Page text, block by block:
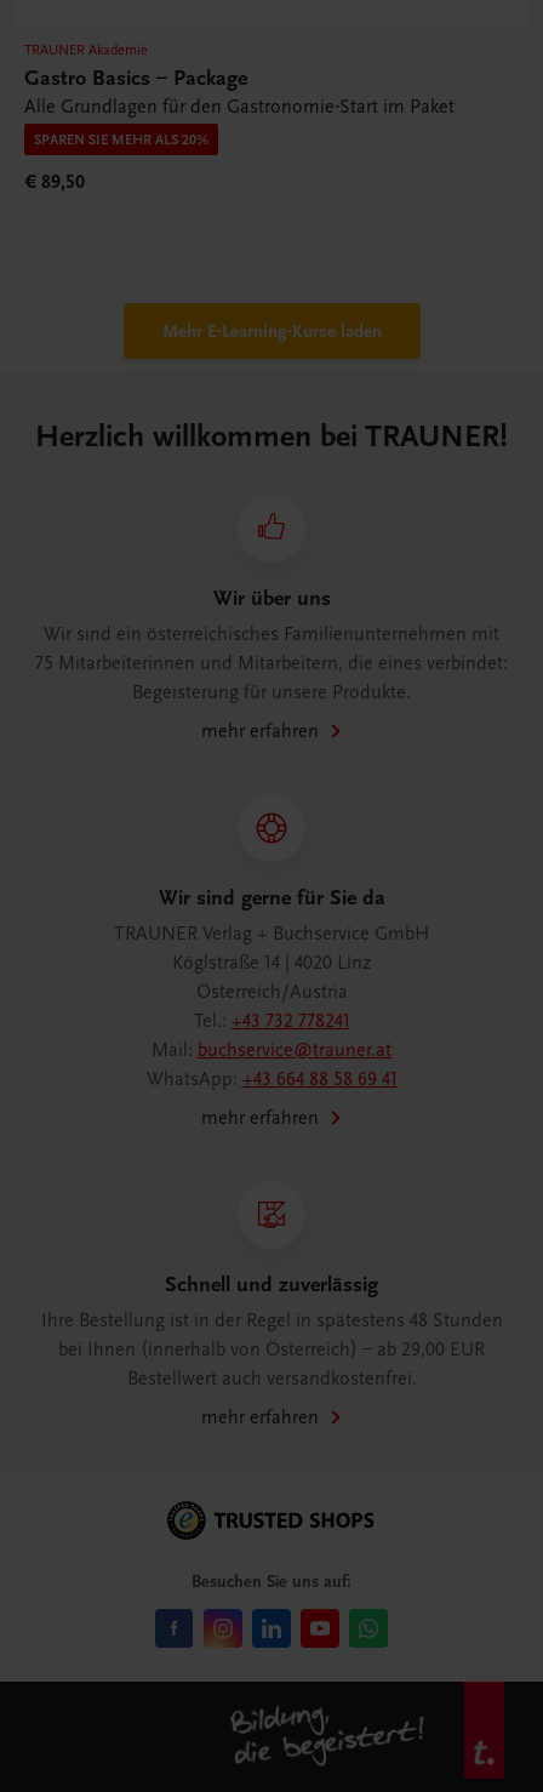
TRAUNER Akademie
Gastro Basics – Package
Alle Grundlagen für den Gastronomie-Start im Paket
SPAREN SIE MEHR ALS 20%
€ 89,50
Mehr E-Learning-Kurse laden
Herzlich willkommen bei TRAUNER!
Wir über uns
Wir sind ein österreichisches Familienunternehmen mit
75 Mitarbeiterinnen und Mitarbeitern, die eines verbindet:
Begeisterung für unsere Produkte.
mehr erfahren
Wir sind gerne für Sie da
TRAUNER Verlag + Buchservice GmbH
Köglstraße 14 | 4020 Linz
Österreich/Austria
Tel.: +43 732 778241
Mail: buchservice@trauner.at
WhatsApp: +43 664 88 58 69 41
mehr erfahren
Schnell und zuverlässig
Ihre Bestellung ist in der Regel in spätestens 48 Stunden
bei Ihnen (innerhalb von Österreich) – ab 29,00 EUR
Bestellwert auch versandkostenfrei.
mehr erfahren
Besuchen Sie uns auf: